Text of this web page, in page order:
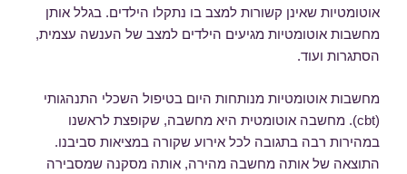
אוטומטיות שאינן קשורות למצב בו נתקלו הילדים. בגלל אותן
מחשבות אוטומטיות מגיעים הילדים למצב של הענשה עצמית,
הסתגרות ועוד.
מחשבות אוטומטיות מנותחות היום בטיפול השכלי התנהגותי
(cbt). מחשבה אוטומטית היא מחשבה, שקופצת לראשנו
במהירות רבה בתגובה לכל אירוע שקורה במציאות סביבנו.
התוצאה של אותה מחשבה מהירה, אותה מסקנה שמסבירה